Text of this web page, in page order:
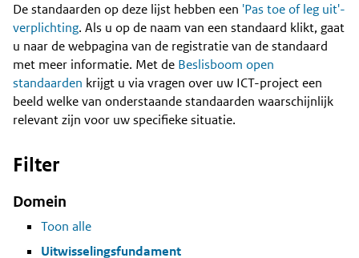
Content
De standaarden op deze lijst hebben een 'Pas toe of leg uit'-
verplichting. Als u op de naam van een standaard klikt, gaat
u naar de webpagina van de registratie van de standaard
met meer informatie. Met de Beslisboom open
standaarden krijgt u via vragen over uw ICT-project een
beeld welke van onderstaande standaarden waarschijnlijk
relevant zijn voor uw specifieke situatie.
Filter
Domein
Toon alle
Uitwisselingsfundament